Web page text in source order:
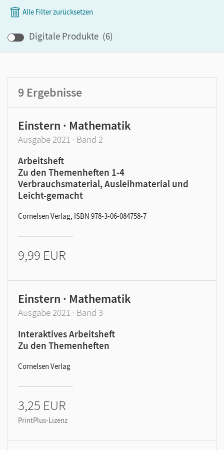
Alle Filter zurücksetzen
Digitale Produkte (6)
9 Ergebnisse
Einstern · Mathematik
Ausgabe 2021 · Band 2
Arbeitsheft
Zu den Themenheften 1-4
Verbrauchsmaterial, Ausleihmaterial und
Leicht-gemacht
Cornelsen Verlag, ISBN 978-3-06-084758-7
9,99 EUR
Einstern · Mathematik
Ausgabe 2021 · Band 3
Interaktives Arbeitsheft
Zu den Themenheften
Cornelsen Verlag
3,25 EUR
PrintPlus-Lizenz